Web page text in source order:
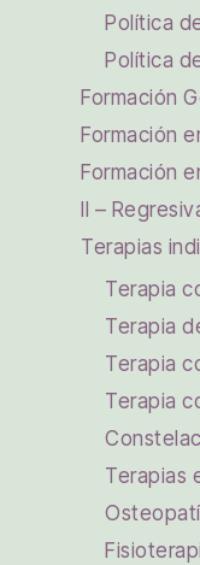
Política
Política
Formación
Formación
Formación
II –
Terapias
Terapia
Terapia
Terapia
Terapia
Terapias